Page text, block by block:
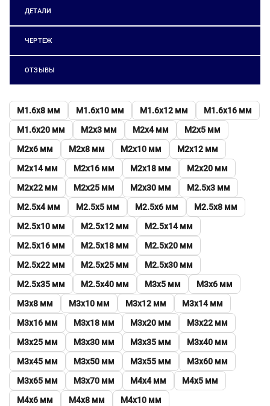
ДЕТАЛИ
ЧЕРТЕЖ
ОТЗЫВЫ
М1.6х8 мм М1.6х10 мм М1.6х12 мм
М1.6х16 мм
М1.6х20 мм
М2х3 мм М2х4 мм
М2х5 мм
М2х6 мм
М2х8 мм М2х10 мм
М2х12 мм
М2х14 мм
М2х16 мм М2х18 мм
М2х20 мм
М2х22 мм
М2х25 мм М2х30 мм
М2.5х3 мм
М2.5х4 мм
М2.5х5 мм М2.5х6 мм
М2.5х8 мм
М2.5х10 мм
М2.5х12 мм
М2.5х14 мм
М2.5х16 мм
М2.5х18 мм
М2.5х20 мм
М2.5х22 мм
М2.5х25 мм
М2.5х30 мм
М2.5х35 мм
М2.5х40 мм М3х5 мм
М3х6 мм
М3х8 мм
М3х10 мм М3х12 мм
М3х14 мм
М3х16 мм
М3х18 мм М3х20 мм
М3х22 мм
М3х25 мм
М3х30 мм М3х35 мм
М3х40 мм
М3х45 мм
М3х50 мм М3х55 мм
М3х60 мм
М3х65 мм
М3х70 мм М4х4 мм
М4х5 мм
М4х6 мм
М4х8 мм М4х10 мм